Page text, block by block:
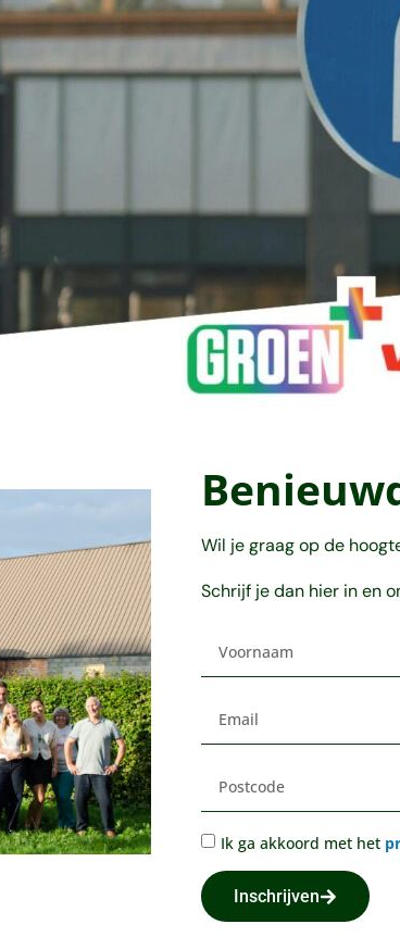
Wil je graag op de
Schrijf je dan hier in en
Ik ga akkoord met het
Inschrijven